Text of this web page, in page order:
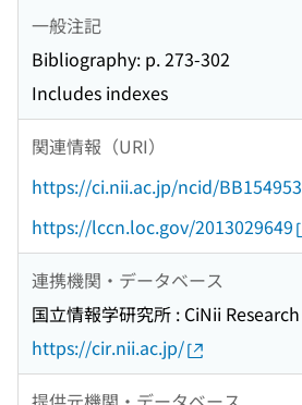
一般注記
Bibliography: p. 273-302
Includes indexes
関連情報（URI）
https://ci.nii.ac.jp/ncid/
https://lccn.loc.gov/2013029649
連携機関・データベース
国立情報学研究所 : CiNii Research
https://cir.nii.ac.jp/